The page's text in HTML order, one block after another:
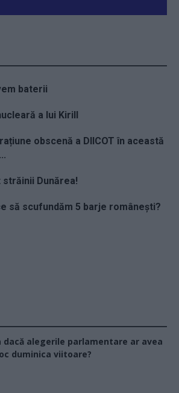
baterii
a lui Kirill
obscenă a DIICOT în această
Dunărea!
să scufundăm 5 barje românești?
alegerile parlamentare ar avea
duminica viitoare?